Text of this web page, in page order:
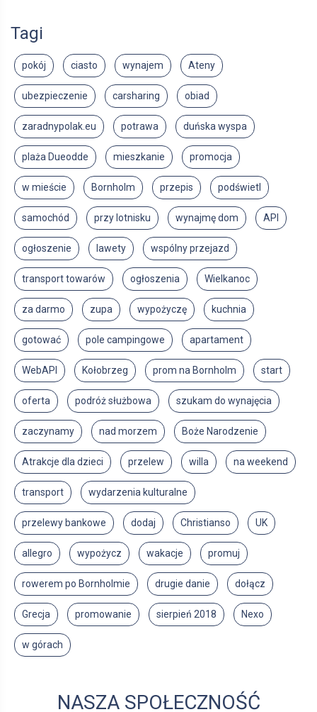
Tagi
pokój ciasto wynajem Ateny
ubezpieczenie carsharing obiad
zaradnypolak.eu potrawa duńska wyspa
plaża Dueodde mieszkanie promocja
w mieście Bornholm przepis podświetl
samochód przy lotnisku wynajmę dom API
ogłoszenie lawety wspólny przejazd
transport towarów ogłoszenia Wielkanoc
za darmo zupa wypożyczę kuchnia
gotować pole campingowe apartament
WebAPI Kołobrzeg prom na Bornholm start
oferta podróż służbowa szukam do wynajęcia
zaczynamy nad morzem Boże Narodzenie
Atrakcje dla dzieci przelew willa na weekend
transport wydarzenia kulturalne
przelewy bankowe dodaj Christianso UK
allegro wypożycz wakacje promuj
rowerem po Bornholmie drugie danie dołącz
Grecja promowanie sierpień 2018 Nexo
w górach
NASZA SPOŁECZNOŚĆ